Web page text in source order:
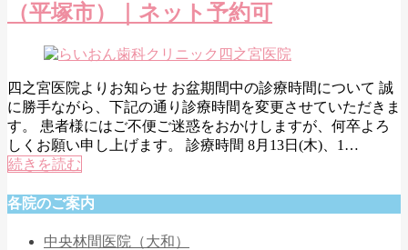
（平塚市）｜ネット予約可
四之宮医院よりお知らせ お盆期間中の診療時間について 誠
に勝手ながら、下記の通り診療時間を変更させていただきま
す。 患者様にはご不便ご迷惑をおかけしますが、何卒よろ
しくお願い申し上げます。 診療時間 8月13日(木)、1…
続きを読む
各院のご案内
中央林間医院（大和）